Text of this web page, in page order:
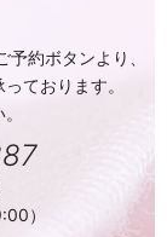
約ボタンより、
ております。
）